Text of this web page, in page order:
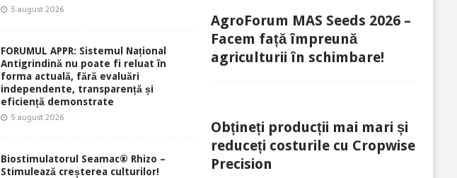
5 august 2026
FORUMUL APPR: Sistemul Național
Antigrindină nu poate fi reluat în
forma actuală, fără evaluări
independente, transparență și
eficiență demonstrate
5 august 2026
Biostimulatorul Seamac® Rhizo –
Stimulează creșterea culturilor!
AgroForum MAS Seeds 2026 –
Facem față împreună
agriculturii în schimbare!
Obțineți producții mai mari și
reduceți costurile cu Cropwise
Precision